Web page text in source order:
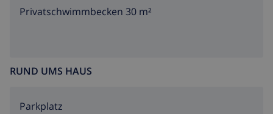
Privatschwimmbecken 30 m²
RUND UMS HAUS
Parkplatz